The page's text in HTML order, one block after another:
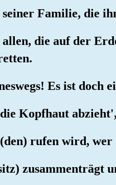
seiner Familie, die
allen, die auf der
Es ist doch
Kopfhaut
(den) rufen wird,
zusammenträgt